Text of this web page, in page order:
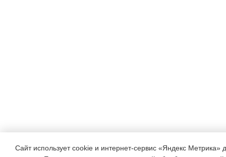
Сайт использует cookie и интернет-сервис «Яндекс Метрика»